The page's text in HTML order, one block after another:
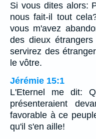
Si vous dites alors:
nous fait-il tout
vous m'avez
des dieux
servirez des
le vôtre.
Jérémie 15:1
L'Eternel me dit:
présenteraient
favorable à ce
qu'il s'en aille!